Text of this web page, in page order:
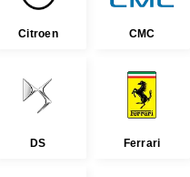
Citroen CMC
DS Ferrari